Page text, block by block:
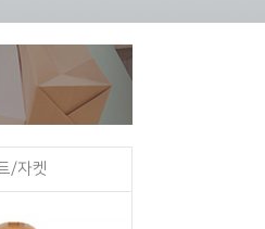
/자켓